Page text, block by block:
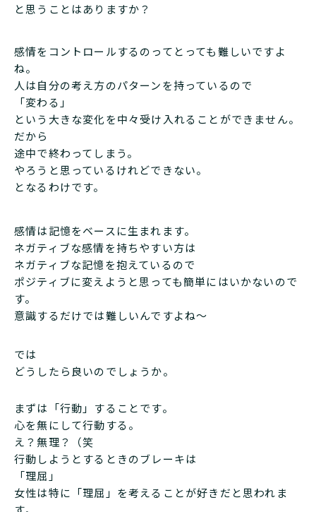
と思うことはありますか？
感情をコントロールするのってとっても難しいですよ
ね。
人は自分の考え方のパターンを持っているので
「変わる」
という大きな変化を中々受け入れることができません。
だから
途中で終わってしまう。
やろうと思っているけれどできない。
となるわけです。
感情は記憶をベースに生まれます。
ネガティブな感情を持ちやすい方は
ネガティブな記憶を抱えているので
ポジティブに変えようと思っても簡単にはいかないので
す。
意識するだけでは難しいんですよね〜
では
どうしたら良いのでしょうか。
まずは「行動」することです。
心を無にして行動する。
え？無理？（笑
行動しようとするときのブレーキは
「理屈」
女性は特に「理屈」を考えることが好きだと思われま